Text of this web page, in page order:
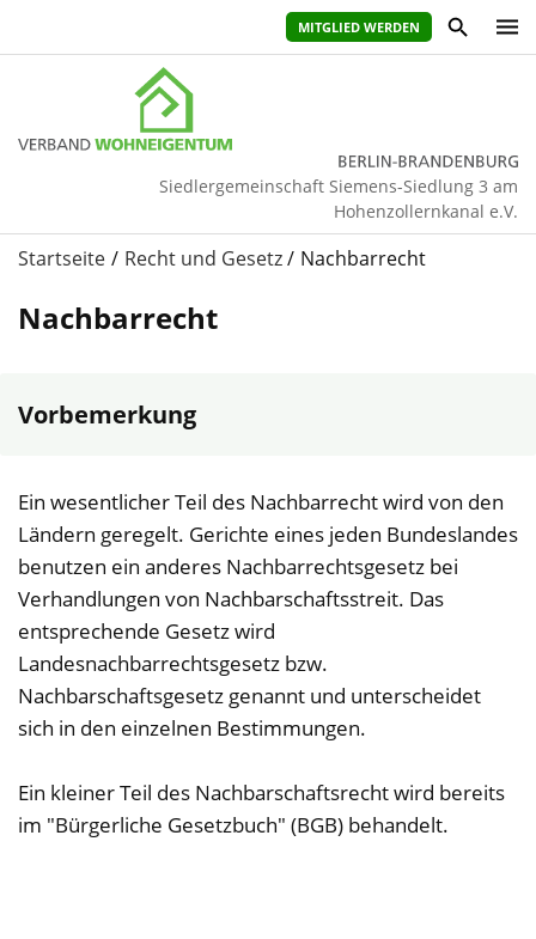
MITGLIED WERDEN
Siedlergemeinschaft Siemens-Siedlung 3 am
Hohenzollernkanal e.V.
Startseite Recht und Gesetz Nachbarrecht
Nachbarrecht
Vorbemerkung
Ein wesentlicher Teil des Nachbarrecht wird von den
Ländern geregelt. Gerichte eines jeden Bundeslandes
benutzen ein anderes Nachbarrechtsgesetz bei
Verhandlungen von Nachbarschaftsstreit. Das
entsprechende Gesetz wird
Landesnachbarrechtsgesetz bzw.
Nachbarschaftsgesetz genannt und unterscheidet
sich in den einzelnen Bestimmungen.
Ein kleiner Teil des Nachbarschaftsrecht wird bereits
im "Bürgerliche Gesetzbuch" (BGB) behandelt.